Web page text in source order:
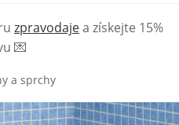
zpravodajea získejte 15%
💌
a sprchy